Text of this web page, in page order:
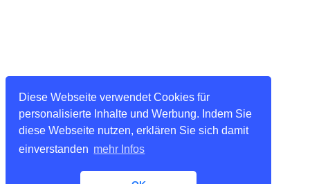
Diese Webseite verwendet Cookies für
personalisierte Inhalte und Werbung. Indem Sie
diese Webseite nutzen, erklären Sie sich damit
einverstanden mehr Infos